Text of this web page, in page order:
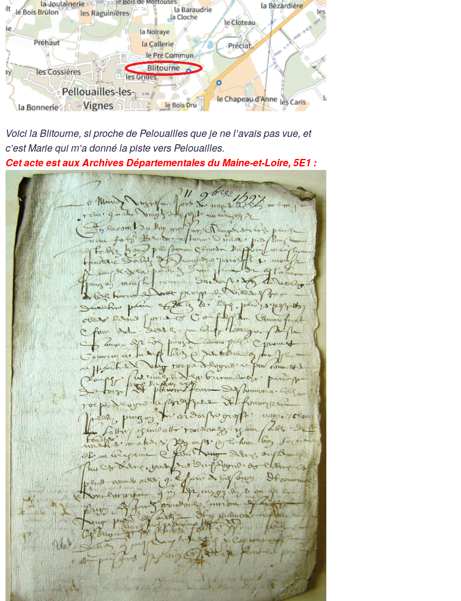
Voici la Blitourne, si proche de Pelouailles que je ne l’avais pas vue, et
c’est Marie qui m’a donné la piste vers Pelouailles.
Cet acte est aux Archives Départementales du Maine-et-Loire, 5E1 :